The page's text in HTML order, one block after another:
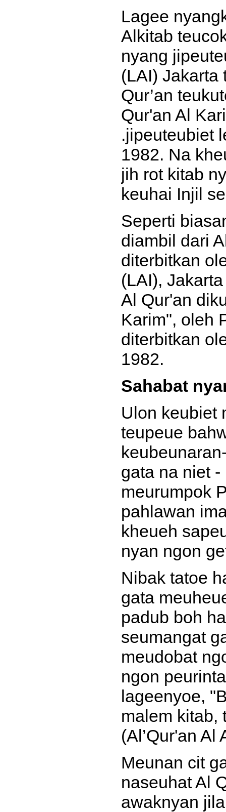
Lagee
Alkitab
nyang
(LAI) Jakarta
Qur’an
Qur'an Al
.jipeuteubiet
1982. Na
jih rot kitab
keuhai Injil
Seperti
diambil dari
diterbitkan
(LAI),
Al Qur'an
Karim", oleh
diterbitkan
1982.
Sahabat
Ulon keubiet
teupeue
gata na niet
meurumpok
pahlawan
kheueh
nyan ngon
Nibak tatoe
gata
padub boh
seumangat
meudobat
ngon
lageenyoe,
malem kitab,
(Al’Qur'an Al
Meunan cit
naseuhat Al
awaknyan